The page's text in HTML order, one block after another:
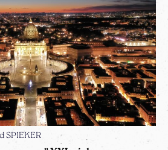
SPIEKER